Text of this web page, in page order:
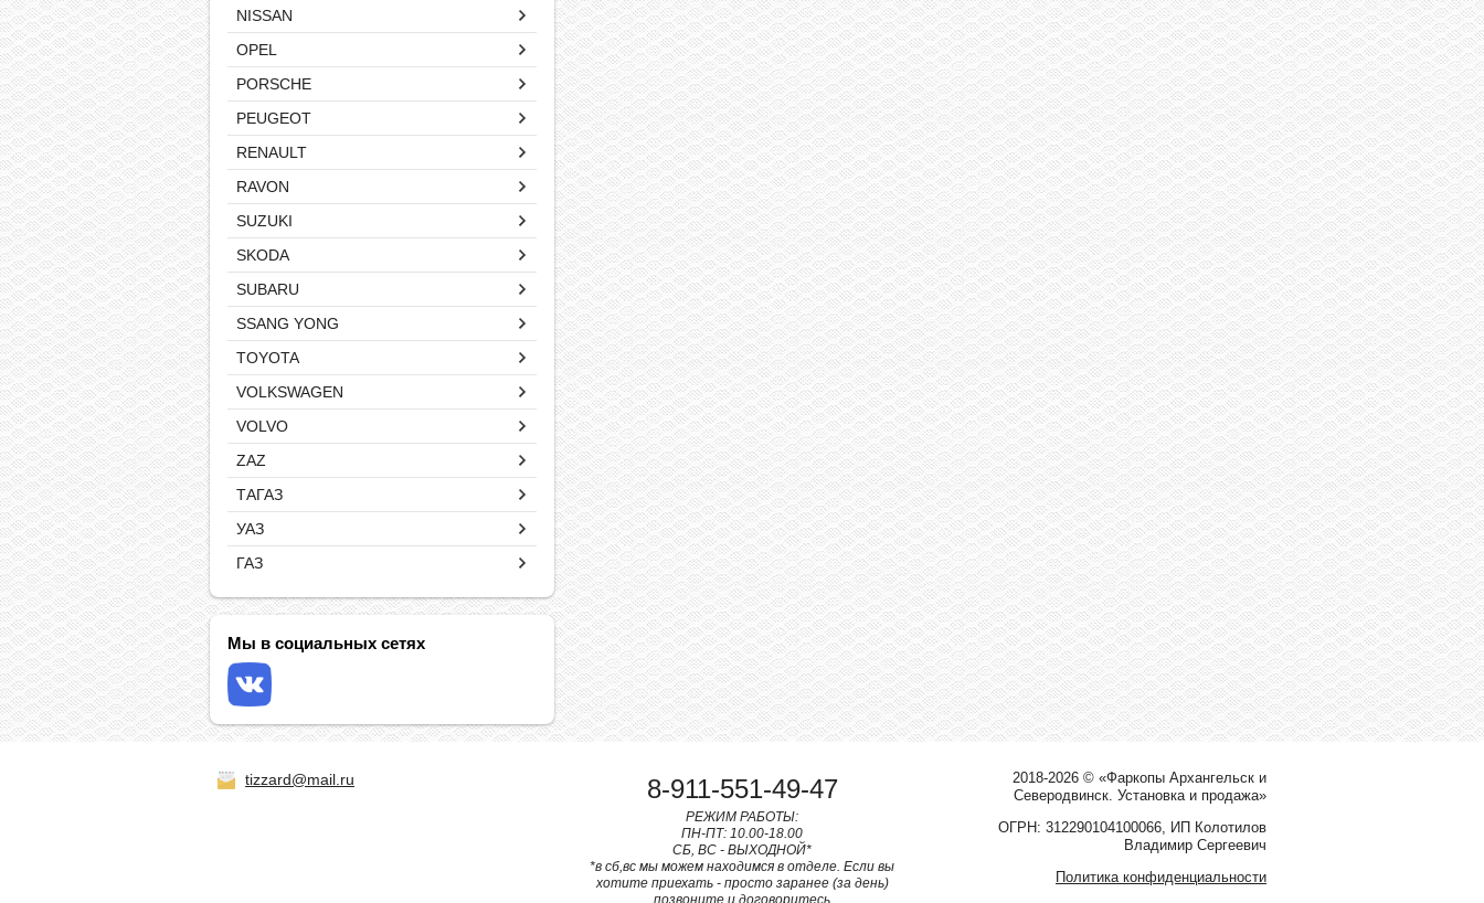
NISSAN
OPEL
PORSCHE
PEUGEOT
RENAULT
RAVON
SUZUKI
SKODA
SUBARU
SSANG YONG
TOYOTA
VOLKSWAGEN
VOLVO
ZAZ
ТАГАЗ
УАЗ
ГАЗ
Мы в социальных сетях
tizzard@mail.ru
2018-2026 © «Фаркопы Архангельск и
Северодвинск. Установка и продажа»
ОГРН: 312290104100066, ИП Колотилов
Владимир Сергеевич
Политика конфиденциальности
8-911-551-49-47
РЕЖИМ РАБОТЫ:
ПН-ПТ: 10.00-18.00
СБ, ВС - ВЫХОДНОЙ*
*в сб,вс мы можем находимся в отделе. Если вы
хотите приехать - просто заранее (за день)
позвоните и договоритесь